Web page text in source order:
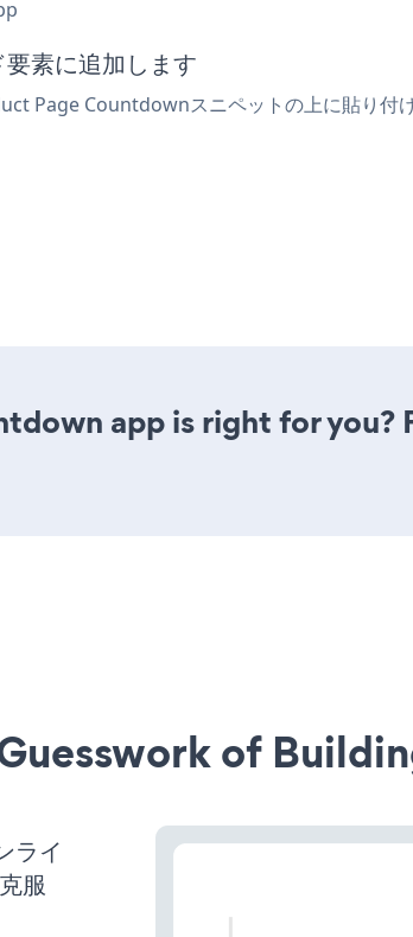
素に追加します
Page Countdownスニペットの上に貼り付
app is right for you?
of
ライ
服